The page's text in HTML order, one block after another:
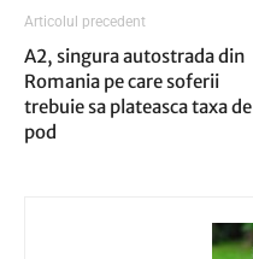
Articolul precedent
A2, singura autostrada din
Romania pe care soferii
trebuie sa plateasca taxa de
pod